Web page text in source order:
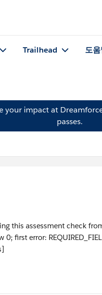
Trailhead 도
your impact at
passes.
this assessment check
first error: